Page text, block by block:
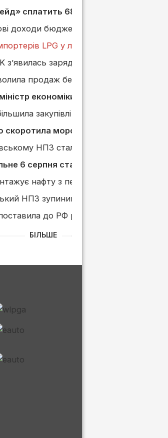
сплатить 680 тис. грн штрафу за
доходи бюджету РФ зросли у липні,
LPG у липні 2026 року: БРСМ-
з’явилась зарядна станція від GO
продаж бензину стандарту
економіки може увійти до
закупівлі російської нафти ESPO
скоротила морський експорт
НПЗ сталася пожежа після
6 серпня стабілізувалися, а БРСМ
нафту з перебоями через
НПЗ зупинив переробку нафти
до РФ рекордні обсяги
БІЛЬШЕ